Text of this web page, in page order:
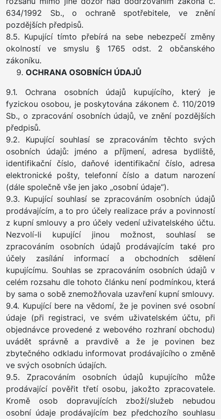
634/1992 Sb., o ochraně spotřebitele, ve znění
pozdějších předpisů.
8.5. Kupující tímto přebírá na sebe nebezpečí změny
okolností ve smyslu § 1765 odst. 2 občanského
zákoníku.
OCHRANA OSOBNÍCH ÚDAJŮ
9.1. Ochrana osobních údajů kupujícího, který je
fyzickou osobou, je poskytována zákonem č. 110/2019
Sb., o zpracování osobních údajů, ve znění pozdějších
předpisů.
9.2. Kupující souhlasí se zpracováním těchto svých
osobních údajů: jméno a příjmení, adresa bydliště,
identifikační číslo, daňové identifikační číslo, adresa
elektronické pošty, telefonní číslo a datum narození
(dále společně vše jen jako „osobní údaje“).
9.3. Kupující souhlasí se zpracováním osobních údajů
prodávajícím, a to pro účely realizace práv a povinností
z kupní smlouvy a pro účely vedení uživatelského účtu.
Nezvolí-li kupující jinou možnost, souhlasí se
zpracováním osobních údajů prodávajícím také pro
účely zasílání informací a obchodních sdělení
kupujícímu. Souhlas se zpracováním osobních údajů v
celém rozsahu dle tohoto článku není podmínkou, která
by sama o sobě znemožňovala uzavření kupní smlouvy.
9.4. Kupující bere na vědomí, že je povinen své osobní
údaje (při registraci, ve svém uživatelském účtu, při
objednávce provedené z webového rozhraní obchodu)
uvádět správně a pravdivě a že je povinen bez
zbytečného odkladu informovat prodávajícího o změně
ve svých osobních údajích.
9.5. Zpracováním osobních údajů kupujícího může
prodávající pověřit třetí osobu, jakožto zpracovatele.
Kromě osob dopravujících zboží/služeb nebudou
osobní údaje prodávajícím bez předchozího souhlasu